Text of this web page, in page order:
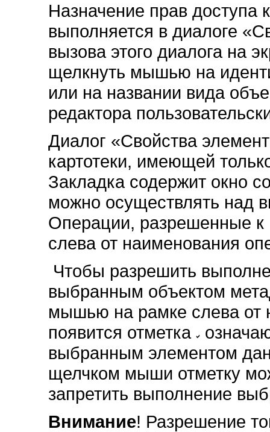
Назначение прав доступа
выполняется в диалоге
вызова этого диалога на
щелкнуть мышью на
или на названии вида
редактора
Диалог «Свойства
картотеки, имеющей
Закладка содержит окно
можно осуществлять над
Операции, разрешенные
слева от наименования
Чтобы разрешить
выбранным объектом
мышью на рамке слева от
появится отметка
выбранным элементом
щелчком мыши отметку
запретить выполнение
Внимание! Разрешение